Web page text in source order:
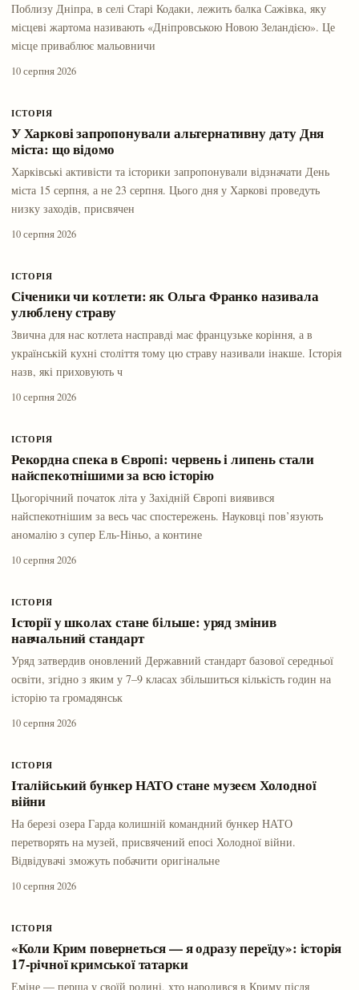
Поблизу Дніпра, в селі Старі Кодаки, лежить балка Сажівка, яку
місцеві жартома називають «Дніпровською Новою Зеландією». Це
місце приваблює мальовничи
10 серпня 2026
ІСТОРІЯ
У Харкові запропонували альтернативну дату Дня
міста: що відомо
Харківські активісти та історики запропонували відзначати День
міста 15 серпня, а не 23 серпня. Цього дня у Харкові проведуть
низку заходів, присвячен
10 серпня 2026
ІСТОРІЯ
Січеники чи котлети: як Ольга Франко називала
улюблену страву
Звична для нас котлета насправді має французьке коріння, а в
українській кухні століття тому цю страву називали інакше. Історія
назв, які приховують ч
10 серпня 2026
ІСТОРІЯ
Рекордна спека в Європі: червень і липень стали
найспекотнішими за всю історію
Цьогорічний початок літа у Західній Європі виявився
найспекотнішим за весь час спостережень. Науковці пов’язують
аномалію з супер Ель-Ніньо, а контине
10 серпня 2026
ІСТОРІЯ
Історії у школах стане більше: уряд змінив
навчальний стандарт
Уряд затвердив оновлений Державний стандарт базової середньої
освіти, згідно з яким у 7–9 класах збільшиться кількість годин на
історію та громадянськ
10 серпня 2026
ІСТОРІЯ
Італійський бункер НАТО стане музеєм Холодної
війни
На березі озера Гарда колишній командний бункер НАТО
перетворять на музей, присвячений епосі Холодної війни.
Відвідувачі зможуть побачити оригінальне
10 серпня 2026
ІСТОРІЯ
«Коли Крим повернеться — я одразу переїду»: історія
17-річної кримської татарки
Еміне — перша у своїй родині, хто народився в Криму після